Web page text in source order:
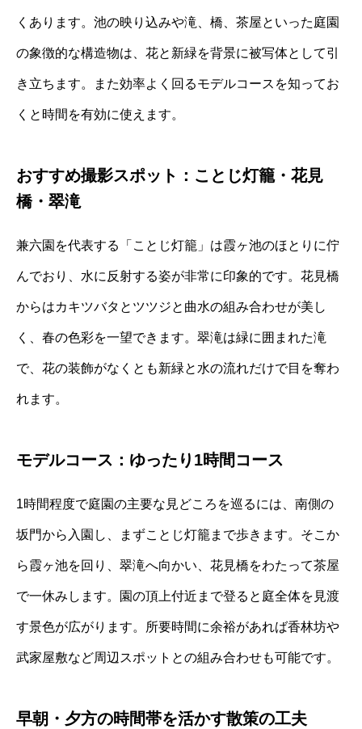
くあります。池の映り込みや滝、橋、茶屋といった庭園
の象徴的な構造物は、花と新緑を背景に被写体として引
き立ちます。また効率よく回るモデルコースを知ってお
くと時間を有効に使えます。
おすすめ撮影スポット：ことじ灯籠・花見
橋・翠滝
兼六園を代表する「ことじ灯籠」は霞ヶ池のほとりに佇
んでおり、水に反射する姿が非常に印象的です。花見橋
からはカキツバタとツツジと曲水の組み合わせが美し
く、春の色彩を一望できます。翠滝は緑に囲まれた滝
で、花の装飾がなくとも新緑と水の流れだけで目を奪わ
れます。
モデルコース：ゆったり1時間コース
1時間程度で庭園の主要な見どころを巡るには、南側の
坂門から入園し、まずことじ灯籠まで歩きます。そこか
ら霞ヶ池を回り、翠滝へ向かい、花見橋をわたって茶屋
で一休みします。園の頂上付近まで登ると庭全体を見渡
す景色が広がります。所要時間に余裕があれば香林坊や
武家屋敷など周辺スポットとの組み合わせも可能です。
早朝・夕方の時間帯を活かす散策の工夫